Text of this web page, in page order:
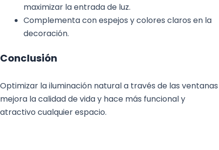
maximizar la entrada de luz.
Complementa con espejos y colores claros en la
decoración.
Conclusión
Optimizar la iluminación natural a través de las ventanas
mejora la calidad de vida y hace más funcional y
atractivo cualquier espacio.